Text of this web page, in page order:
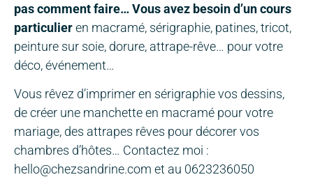
pas comment faire… Vous avez besoin d’un cours
particulieren macramé, sérigraphie, patines, tricot,
peinture sur soie, dorure, attrape-rêve… pour votre
déco, événement…
Vous rêvez d’imprimer en sérigraphie vos dessins,
de créer une manchette en macramé pour votre
mariage, des attrapes rêves pour décorer vos
chambres d’hôtes… Contactez moi :
hello@chezsandrine.com et au 0623236050